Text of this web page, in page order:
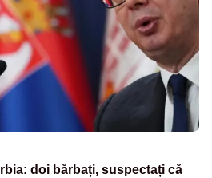
doi bărbați, suspectați că